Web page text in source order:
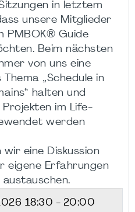
in letztem
unsere Mitglieder
PMBOK® Guide
Beim nächsten
von uns eine
„Schedule in
halten und
Projekten im Life-
werden
wir eine Diskussion
eigene Erfahrungen
18:30 - 20:00